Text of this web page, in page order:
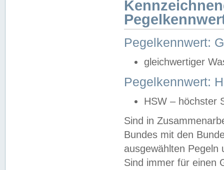
Pegelkennwert:
gleichwertiger
Pegelkennwert:
HSW – höchster
Sind in
Bundes mit den
ausgewählten
Sind immer für einen